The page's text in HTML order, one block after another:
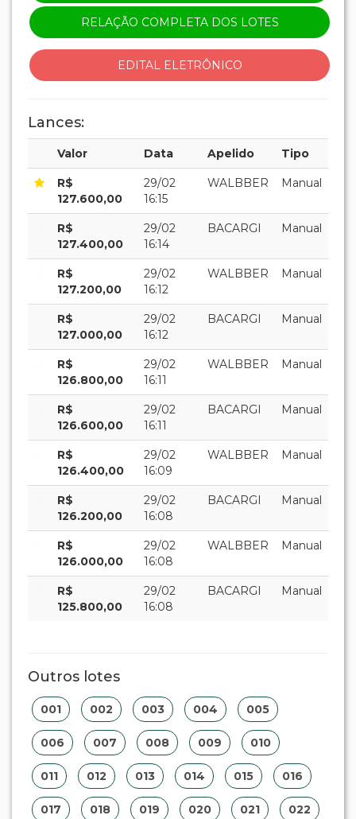
RELAÇÃO COMPLETA DOS LOTES
EDITAL ELETRÔNICO
Lances:
Valor Data Apelido Tipo
R$
127.600,00
29/02
16:15
WALBBER Manual
R$
127.400,00
29/02
16:14
BACARGI Manual
R$
127.200,00
29/02
16:12
WALBBER Manual
R$
127.000,00
29/02
16:12
BACARGI Manual
R$
126.800,00
29/02
16:11
WALBBER Manual
R$
126.600,00
29/02
16:11
BACARGI Manual
R$
126.400,00
29/02
16:09
WALBBER Manual
R$
126.200,00
29/02
16:08
BACARGI Manual
R$
126.000,00
29/02
16:08
WALBBER Manual
R$
125.800,00
29/02
16:08
BACARGI Manual
Outros lotes
001 002 003 004 005
006 007 008 009 010
011 012 013 014 015 016
017 018 019 020 021 022